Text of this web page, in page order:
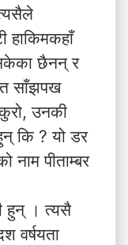
हाकिमकहाँ
छैनन् र
साँझपख
उनकी
कि ? यो डर
नाम पीताम्बर
हुन् । त्यसै
वर्षयता